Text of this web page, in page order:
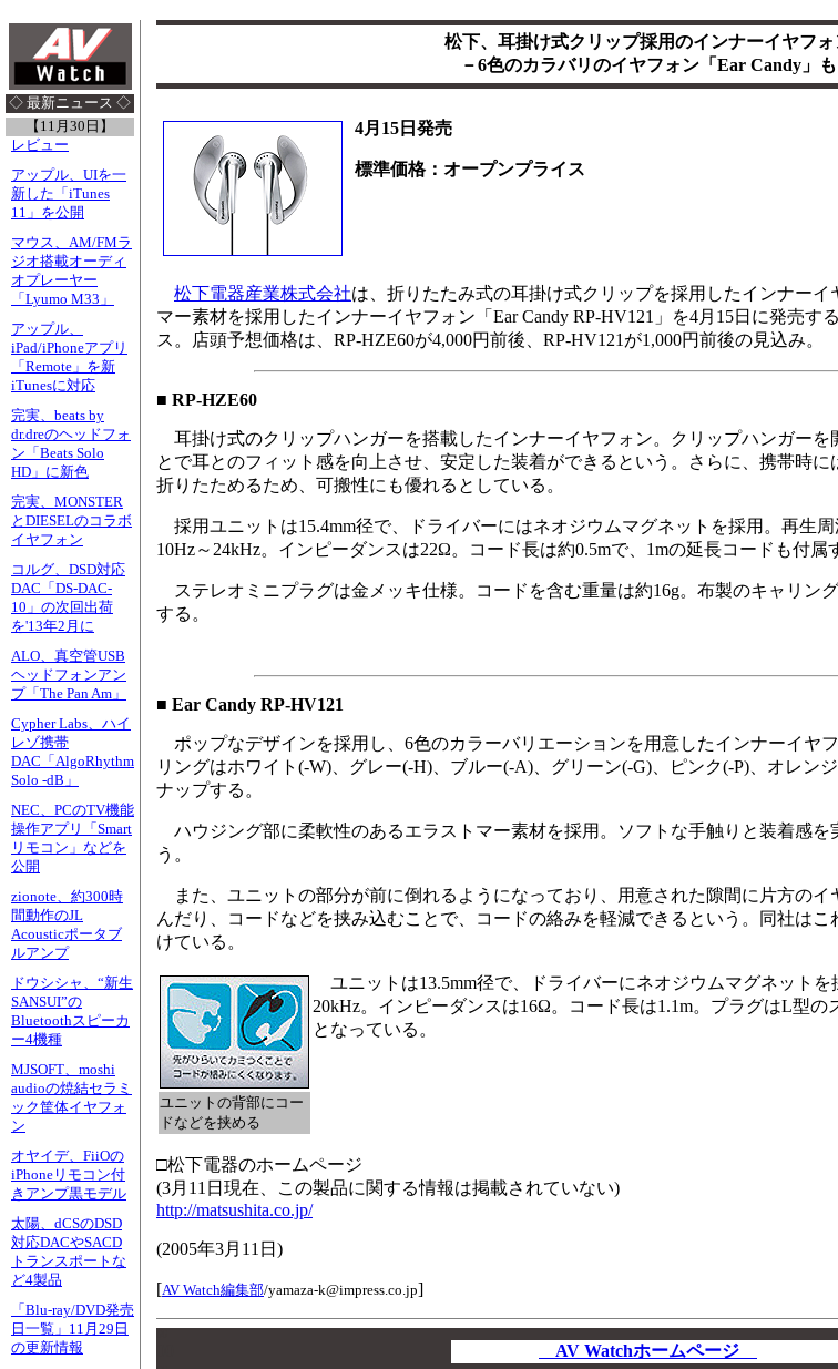
◇ 最新ニュース ◇
【11月30日】
レビュー
アップル、UIを一
新した「iTunes
11」を公開
マウス、AM/FMラ
ジオ搭載オーディ
オプレーヤー
「Lyumo M33」
アップル、
iPad/iPhoneアプリ
「Remote」を新
iTunesに対応
完実、beats by
dr.dreのヘッドフォ
ン「Beats Solo
HD」に新色
完実、MONSTER
とDIESELのコラボ
イヤフォン
コルグ、DSD対応
DAC「DS-DAC-
10」の次回出荷
を'13年2月に
ALO、真空管USB
ヘッドフォンアン
プ「The Pan Am」
Cypher Labs、ハイ
レゾ携帯
DAC「AlgoRhythm
Solo -dB」
NEC、PCのTV機能
操作アプリ「Smart
リモコン」などを
公開
zionote、約300時
間動作のJL
Acousticポータブ
ルアンプ
ドウシシャ、“新生
SANSUI”の
Bluetoothスピーカ
ー4機種
MJSOFT、moshi
audioの焼結セラミ
ック筐体イヤフォ
ン
オヤイデ、FiiOの
iPhoneリモコン付
きアンプ黒モデル
太陽、dCSのDSD
対応DACやSACD
トランスポートな
ど4製品
「Blu-ray/DVD発売
日一覧」11月29日
の更新情報
松下、耳掛け式クリップ採用のインナーイヤフォ
－6色のカラバリのイヤフォン「Ear Candy」も
4月15日発売
標準価格：オープンプライス
松下電器産業株式会社は、折りたたみ式の耳掛け式クリップを採用したインナーイ
マー素材を採用したインナーイヤフォン「Ear Candy RP-HV121」を4月15日に発売す
ス。店頭予想価格は、RP-HZE60が4,000円前後、RP-HV121が1,000円前後の見込み。
■ RP-HZE60
耳掛け式のクリップハンガーを搭載したインナーイヤフォン。クリップハンガーを
とで耳とのフィット感を向上させ、安定した装着ができるという。さらに、携帯時に
折りたためるため、可搬性にも優れるとしている。
採用ユニットは15.4mm径で、ドライバーにはネオジウムマグネットを採用。再生
10Hz～24kHz。インピーダンスは22Ω。コード長は約0.5mで、1mの延長コードも付属
ステレオミニプラグは金メッキ仕様。コードを含む重量は約16g。布製のキャリン
する。
■ Ear Candy RP-HV121
ポップなデザインを採用し、6色のカラーバリエーションを用意したインナーイヤ
リングはホワイト(-W)、グレー(-H)、ブルー(-A)、グリーン(-G)、ピンク(-P)、オレン
ナップする。
ハウジング部に柔軟性のあるエラストマー素材を採用。ソフトな手触りと装着感を
う。
また、ユニットの部分が前に倒れるようになっており、用意された隙間に片方のイ
んだり、コードなどを挟み込むことで、コードの絡みを軽減できるという。同社は
けている。
ユニットの背部にコー
ドなどを挟める
ユニットは13.5mm径で、ドライバーにネオジウムマグネットを
20kHz。インピーダンスは16Ω。コード長は1.1m。プラグはL型
となっている。
□松下電器のホームページ
(3月11日現在、この製品に関する情報は掲載されていない)
http://matsushita.co.jp/
(2005年3月11日 )
[AV Watch編集部/yamaza-k@impress.co.jp]
AV Watchホームページ